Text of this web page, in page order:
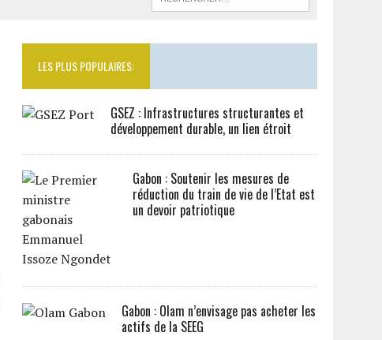
LES PLUS POPULAIRES:
GSEZ : Infrastructures structurantes et
développement durable, un lien étroit
Gabon : Soutenir les mesures de
réduction du train de vie de l’Etat est
un devoir patriotique
Gabon : Olam n’envisage pas acheter les
actifs de la SEEG